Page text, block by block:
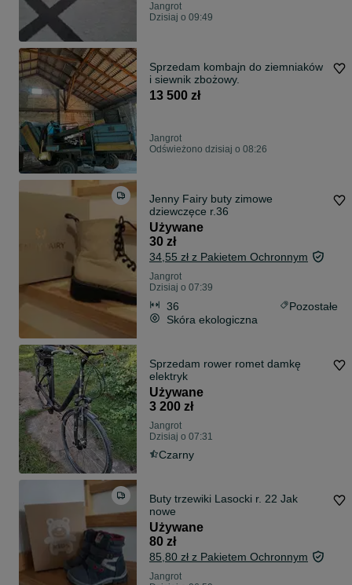
Jangrot
Dzisiaj o 09:49
Sprzedam kombajn do ziemniaków
i siewnik zbożowy.
13 500 zł
Jangrot
Odświeżono dzisiaj o 08:26
Jenny Fairy buty zimowe
dziewczęce r.36
Używane
30 zł
34,55 zł z Pakietem Ochronnym
Jangrot
Dzisiaj o 07:39
36
Pozostałe
Skóra ekologiczna
Sprzedam rower romet damkę
elektryk
Używane
3 200 zł
Jangrot
Dzisiaj o 07:31
Czarny
Buty trzewiki Lasocki r. 22 Jak
nowe
Używane
80 zł
85,80 zł z Pakietem Ochronnym
Jangrot